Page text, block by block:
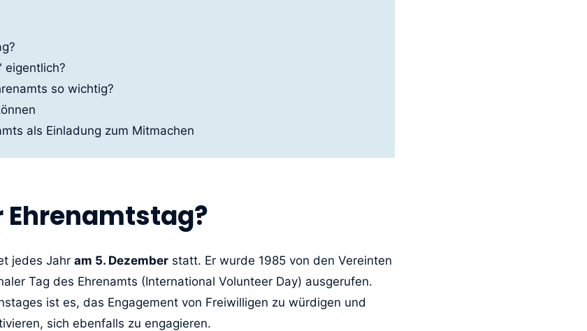
eigentlich?
so wichtig?
als Einladung zum Mitmachen
Ehrenamtstag?
jedes Jahr am 5. Dezember statt. Er wurde 1985 von den Vereinten
Tag des Ehrenamts (International Volunteer Day) ausgerufen.
ist es, das Engagement von Freiwilligen zu würdigen und
sich ebenfalls zu engagieren.